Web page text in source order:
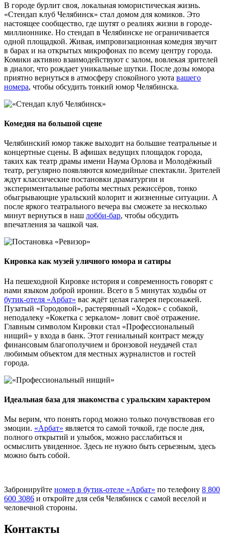
В городе бурлит своя, локальная юмористическая жизнь.
«Стендап клуб Челябинск» стал домом для комиков. Это
настоящее сообщество, где шутят о реалиях жизни в городе-
миллионнике. Но стендап в Челябинске не ограничивается
одной площадкой. Живая, импровизационная комедия звучит
в барах и на открытых микрофонах по всему центру города.
Комики активно взаимодействуют с залом, вовлекая зрителей
в диалог, что рождает уникальные шутки. После дозы юмора
приятно вернуться в атмосферу спокойного уюта вашего
номера, чтобы обсудить тонкий юмор Челябинска.
Комедия на большой сцене
Челябинский юмор также выходит на большие театральные и
концертные сцены. В афишах ведущих площадок города,
таких как театр драмы имени Наума Орлова и Молодёжный
театр, регулярно появляются комедийные спектакли. Зрителей
ждут классические постановки драматургии и
экспериментальные работы местных режиссёров, тонко
обыгрывающие уральский колорит и жизненные ситуации. А
после яркого театрального вечера вы сможете за несколько
минут вернуться в наш лобби-бар, чтобы обсудить
впечатления за чашкой чая.
Кировка как музей уличного юмора и сатиры
На пешеходной Кировке история и современность говорят с
нами языком доброй иронии. Всего в 5 минутах ходьбы от
бутик-отеля «Арбат» вас ждёт целая галерея персонажей.
Пузатый «Городовой», растерянный «Ходок» с собакой,
неподалеку «Кокетка с зеркалом» ловит своё отражение.
Главным символом Кировки стал «Профессиональный
нищий» у входа в банк. Этот гениальный контраст между
финансовым благополучием и бронзовой неудачей стал
любимым объектом для местных журналистов и гостей
города.
Идеальная база для знакомства с уральским характером
Мы верим, что понять город можно только почувствовав его
эмоции. «Арбат» является то самой точкой, где после дня,
полного открытий и улыбок, можно расслабиться и
осмыслить увиденное. Здесь не нужно быть серьезным, здесь
можно быть собой.
Забронируйте номер в бутик-отеле «Арбат» по телефону 8 800
600 3086 и откройте для себя Челябинск с самой веселой и
человечной стороны.
Контакты